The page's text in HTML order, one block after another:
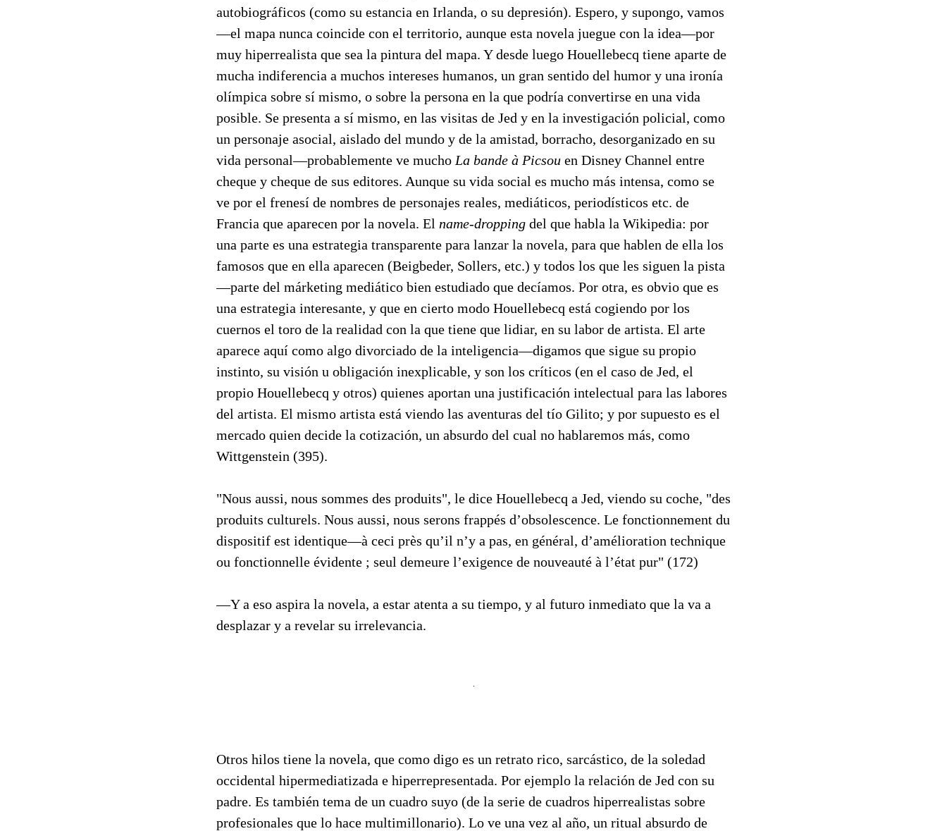
autobiográficos (como su estancia en Irlanda, o su depresión). Espero, y supongo, vamos
—el mapa nunca coincide con el territorio, aunque esta novela juegue con la idea—por
muy hiperrealista que sea la pintura del mapa. Y desde luego Houellebecq tiene aparte de
mucha indiferencia a muchos intereses humanos, un gran sentido del humor y una ironía
olímpica sobre sí mismo, o sobre la persona en la que podría convertirse en una vida
posible. Se presenta a sí mismo, en las visitas de Jed y en la investigación policial, como
un personaje asocial, aislado del mundo y de la amistad, borracho, desorganizado en su
vida personal—probablemente ve mucho La bande à Picsou en Disney Channel entre
cheque y cheque de sus editores. Aunque su vida social es mucho más intensa, como se
ve por el frenesí de nombres de personajes reales, mediáticos, periodísticos etc. de
Francia que aparecen por la novela. El name-dropping del que habla la Wikipedia: por
una parte es una estrategia transparente para lanzar la novela, para que hablen de ella los
famosos que en ella aparecen (Beigbeder, Sollers, etc.) y todos los que les siguen la pista
—parte del márketing mediático bien estudiado que decíamos. Por otra, es obvio que es
una estrategia interesante, y que en cierto modo Houellebecq está cogiendo por los
cuernos el toro de la realidad con la que tiene que lidiar, en su labor de artista. El arte
aparece aquí como algo divorciado de la inteligencia—digamos que sigue su propio
instinto, su visión u obligación inexplicable, y son los críticos (en el caso de Jed, el
propio Houellebecq y otros) quienes aportan una justificación intelectual para las labores
del artista. El mismo artista está viendo las aventuras del tío Gilito; y por supuesto es el
mercado quien decide la cotización, un absurdo del cual no hablaremos más, como
Wittgenstein (395).
"Nous aussi, nous sommes des produits", le dice Houellebecq a Jed, viendo su coche, "des
produits culturels. Nous aussi, nous serons frappés d’obsolescence. Le fonctionnement du
dispositif est identique—à ceci près qu’il n’y a pas, en général, d’amélioration technique
ou fonctionnelle évidente ; seul demeure l’exigence de nouveauté à l’état pur" (172)
—Y a eso aspira la novela, a estar atenta a su tiempo, y al futuro inmediato que la va a
desplazar y a revelar su irrelevancia.
Otros hilos tiene la novela, que como digo es un retrato rico, sarcástico, de la soledad
occidental hipermediatizada e hiperrepresentada. Por ejemplo la relación de Jed con su
padre. Es también tema de un cuadro suyo (de la serie de cuadros hiperrealistas sobre
profesionales que lo hace multimillonario). Lo ve una vez al año, un ritual absurdo de